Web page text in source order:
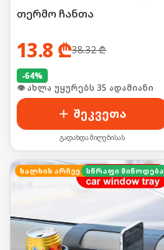
თერმო ჩანთა
13.8 ₾38.32₾
-64%
🛒 ბოლო 24სთ-ში იყიდა 53-მა
შეკვეთა
გადახდა მიღებისას
ხალხის არჩევანისწრაფი მიწოდება